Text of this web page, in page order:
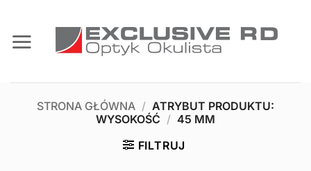
zawartości
STRONA GŁÓWNA / ATRYBUT PRODUKTU:
WYSOKOŚĆ / 45 MM
FILTRUJ